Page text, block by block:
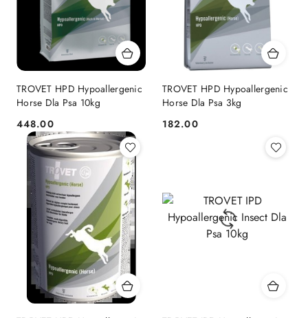
TROVET HPD Hypoallergenic
Horse Dla Psa 10kg
Cena:
448.00
TROVET HPD Hypoallergenic
Horse Dla Psa 3kg
Cena:
182.00